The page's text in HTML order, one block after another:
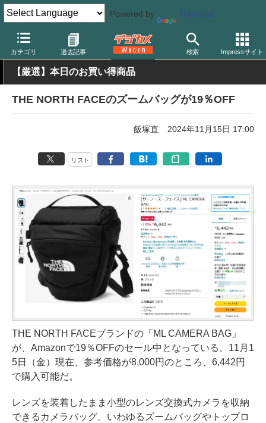
Powered by Translate
カテゴリ 過去記事 検索 Impressサイト
デジカメ Watch 撮影用品 カメラバッグ
【厳選】本日のお買い得商品
THE NORTH FACEのズームバッグが19％OFF
飯塚直 2024年11月15日 17:00
リスト
THE NORTH FACEブランドの「ML CAMERA BAG」
が、Amazonで19％OFFのセール中となっている。11月1
5日（金）現在、参考価格が8,000円のところ、6,442円
で購入可能だ。
レンズを装着したまま小型のレンズ交換式カメラを収納
できるカメラバッグ。いわゆるズームバッグやトップロ